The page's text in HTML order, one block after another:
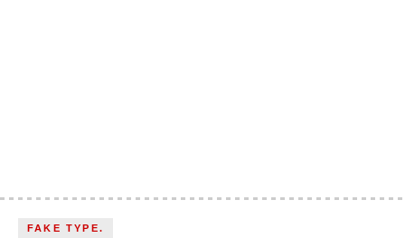
FAKE TYPE.